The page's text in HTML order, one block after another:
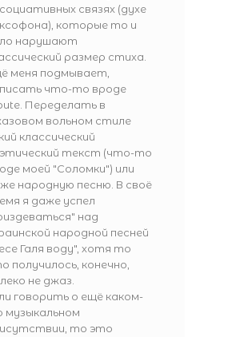
связях (духе
которые то и
нарушают
размер стиха.
меня подмывает,
что-то вроде
Переделать в
вольном стиле
классический
текст (что-то
моей "Соломки") или
народную песню. В своё
я даже успел
над
народной песней
Галя воду", хотя то
получилось, конечно,
не джаз.
говорить о ещё каком-
музыкальном
то это